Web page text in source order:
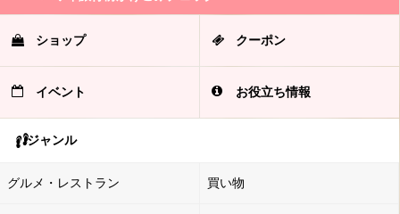
ショップ クーポン
イベント お役立ち情報
ジャンル
グルメ・レストラン 買い物